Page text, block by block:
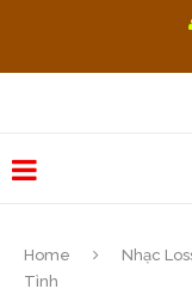
Home Nhạc
Tình